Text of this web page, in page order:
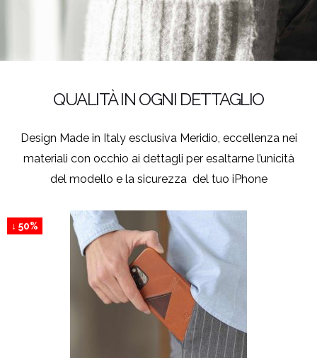
QUALITÀ IN OGNI DETTAGLIO
Design Made in Italy esclusiva Meridio, eccellenza nei
materiali con occhio ai dettagli per esaltarne l’unicità
del modello e la sicurezza del tuo iPhone
↓ 50%